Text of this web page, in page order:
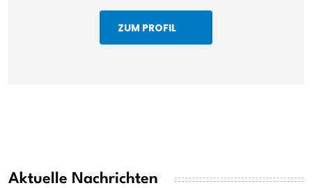
ZUM PROFIL
Aktuelle Nachrichten